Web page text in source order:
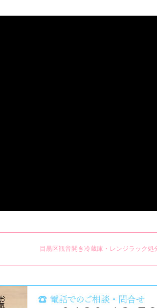
目黒区観音開き冷蔵庫・レンジラック処